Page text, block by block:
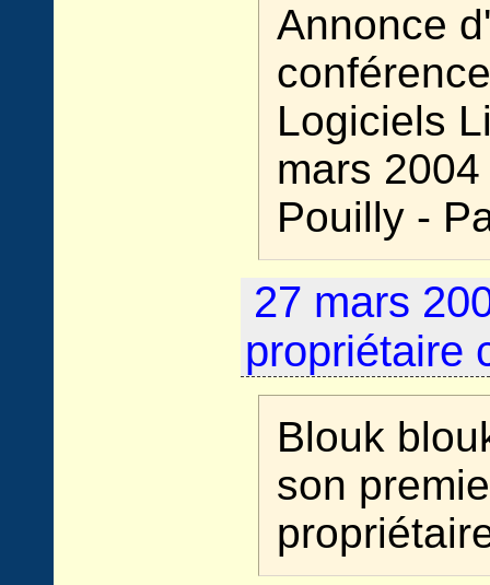
Annonce
Logiciels
mars
Pouilly -
27 mars
propriétaire
Blouk
son